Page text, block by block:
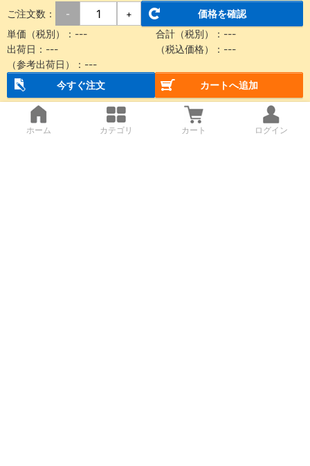
ご注文数： - +
価格を確認
単価（税別）： --- 合計（税別）： ---
出荷日： --- （税込価格）： ---
（参考出荷日）： ---
今すぐ注文
カートへ追加
ホーム カテゴリ カート ログイン